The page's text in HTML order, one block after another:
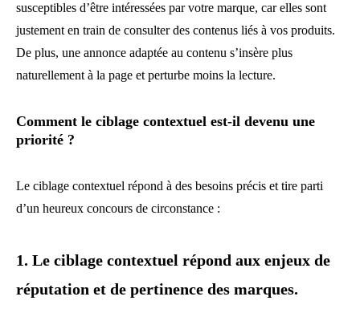
susceptibles d’être intéressées par votre marque, car elles sont
justement en train de consulter des contenus liés à vos produits.
De plus, une annonce adaptée au contenu s’insère plus
naturellement à la page et perturbe moins la lecture.
Comment le ciblage contextuel est-il devenu une
priorité ?
Le ciblage contextuel répond à des besoins précis et tire parti
d’un heureux concours de circonstance :
1. Le ciblage contextuel répond aux enjeux de
réputation et de pertinence des marques.